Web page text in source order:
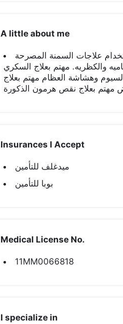
A little about me
علاجات السمنة المصرحة
والكظريه. مهتم بعلاج السكري
وهشاشة العظام مهتم بعلاج
مهتم بعلاج نقص هرمون الذكورة
Insurances I Accept
ميدغلف للتأمين
بوبا للتأمين
Medical License No.
11MM0066818
I specialize in